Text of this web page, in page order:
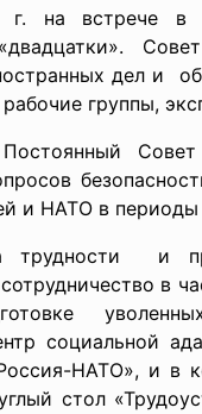
на встрече в
дел и
группы,
и НАТО в периоды
трудности и
в
социальной
НАТО», и в
стол